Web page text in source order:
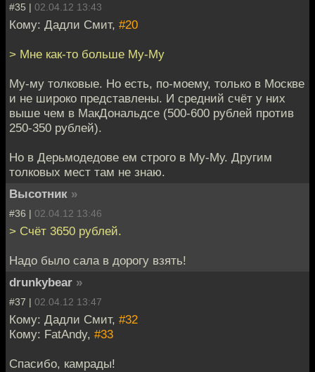
#35 | 02.04.12 13:43
Кому: Дадли Смит, #20
> Мне как-то больше Му-Му
Му-му толковые. Но есть, по-моему, только в Москве
и не широко представлены. И средний счёт у них
выше чем в МакДональдсе (500-600 рублей против
250-350 рублей).
Но в Дерьмодедове ем строго в Му-Му. Другим
толковых мест там не знаю.
Высотник »
#36 | 02.04.12 13:46
> Счёт 3650 рублей.
Надо было сала в дорогу взять!
drunkybear »
#37 | 02.04.12 13:47
Кому: Дадли Смит, #32
Кому: FatAndy, #33
Спасибо, камрады!